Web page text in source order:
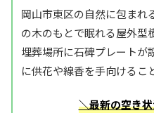
岡山市東区の自然に包まれ
の木のもとで眠れる屋外型
埋葬場所に石碑プレートが
に供花や線香を手向けるこ
＼最新の空き